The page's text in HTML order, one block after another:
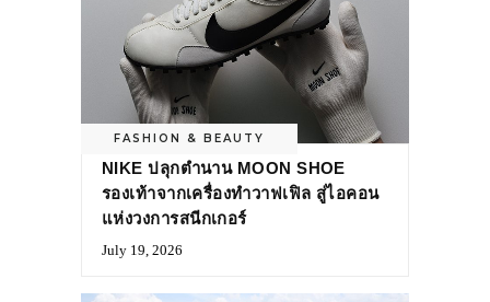
FASHION & BEAUTY
NIKE ปลุกตำนาน MOON SHOE
รองเท้าจากเครื่องทำวาฟเฟิล สู่ไอคอน
แห่งวงการสนีกเกอร์
July 19, 2026